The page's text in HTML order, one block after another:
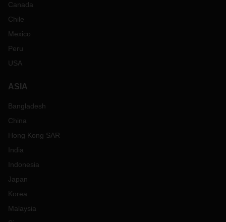
Canada
Chile
Mexico
Peru
USA
ASIA
Bangladesh
China
Hong Kong SAR
India
Indonesia
Japan
Korea
Malaysia